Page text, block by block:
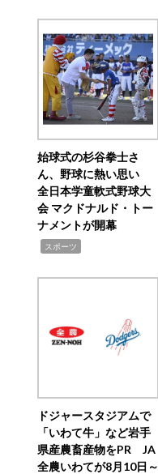
始球式の杉谷拳士さ
ん、野球に熱い思い
全日本学童軟式野球大
会 マクドナルド・トー
ナメントが開幕
スポーツ
ドジャースタジアムで
「いわて牛」など岩手
県産農畜産物をPR JA
全農いわてが8月10日～